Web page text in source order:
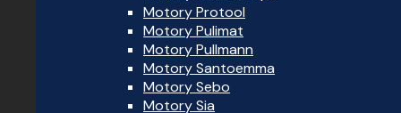
Motory Protool
Motory Pulimat
Motory Pullmann
Motory Santoemma
Motory Sebo
Motory Sia